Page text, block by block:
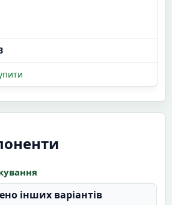
інших варіантів